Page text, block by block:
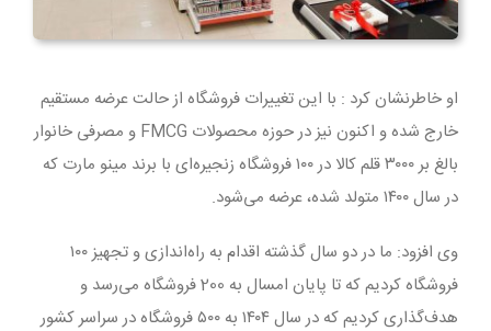
او خاطرنشان کرد : با این تغییرات فروشگاه از حالت عرضه مستقیم
خارج شده و اکنون نیز در حوزه محصولات FMCG و مصرفی خانوار
بالغ بر ۳۰۰۰ قلم کالا در ۱۰۰ فروشگاه زنجیره‌ای با برند مینو مارت که
در سال ۱۴۰۰ متولد شده، عرضه می‌شود.
وی افزود: ما در دو سال گذشته اقدام به راه‌اندازی و تجهیز ۱۰۰
فروشگاه کردیم که تا پایان امسال به 200 فروشگاه می‌رسد و
هدف‌گذاری کردیم که در سال ۱۴۰۴ به ۵۰۰ فروشگاه در سراسر کشور